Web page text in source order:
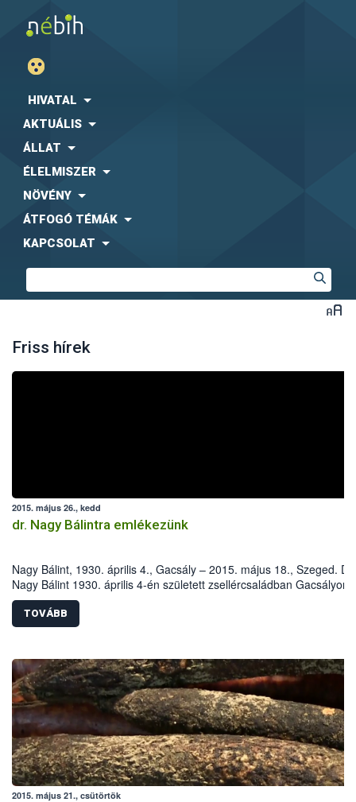
HIVATAL
AKTUÁLIS
ÁLLAT
ÉLELMISZER
NÖVÉNY
ÁTFOGÓ TÉMÁK
KAPCSOLAT
Friss hírek
2015. május 26., kedd
dr. Nagy Bálintra emlékezünk
Nagy Bálint, 1930. április 4., Gacsály – 2015. május 18., Szeged. Dr.
Nagy Bálint 1930. április 4-én született zsellércsaládban Gacsályon.
Iskoláit szülőfalujában, majd az Eszterházy Kertészeti
később a harkovi (Szovjetunió) Dokucsájev Mezőgazdasági
Növényvédelmi Fakultásán végezte.
TOVÁBB
2015. május 21., csütörtök